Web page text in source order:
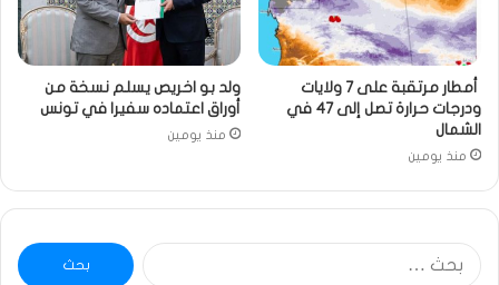
أمطار مرتقبة على 7 ولايات
ودرجات حرارة تصل إلى 47 في
الشمال
منذ يومين
ولد بو اخريص يسلم نسخة من
أوراق اعتماده سفيرا في تونس
منذ يومين
البحث
عن: